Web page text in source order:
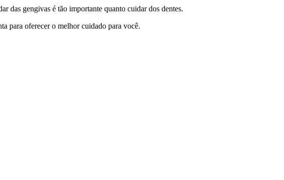
das gengivas é tão importante quanto cuidar dos dentes.
para oferecer o melhor cuidado para você.